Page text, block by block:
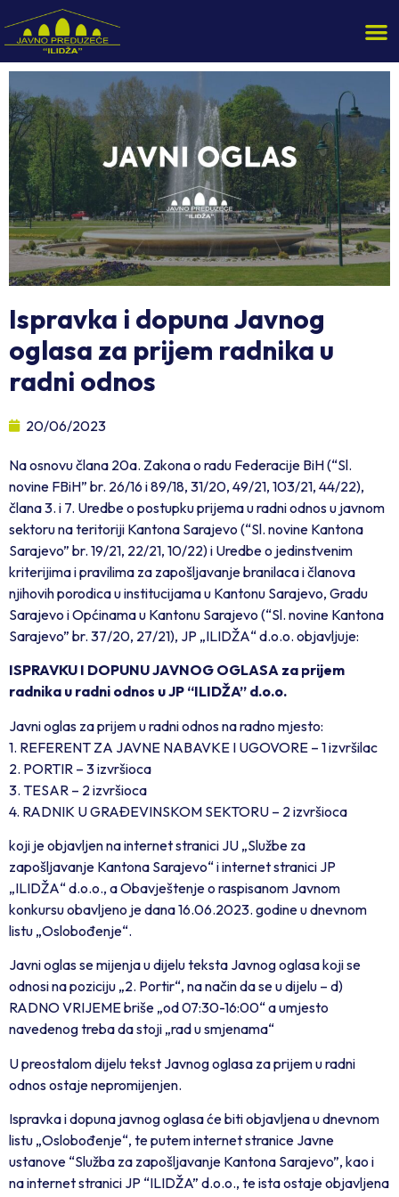
Ispravka i dopuna Javnog
oglasa za prijem radnika u
radni odnos
20/06/2023
Na osnovu člana 20a. Zakona o radu Federacije BiH (“Sl.
novine FBiH” br. 26/16 i 89/18, 31/20, 49/21, 103/21, 44/22),
člana 3. i 7. Uredbe o postupku prijema u radni odnos u javnom
sektoru na teritoriji Kantona Sarajevo (“Sl. novine Kantona
Sarajevo” br. 19/21, 22/21, 10/22) i Uredbe o jedinstvenim
kriterijima i pravilima za zapošljavanje branilaca i članova
njihovih porodica u institucijama u Kantonu Sarajevo, Gradu
Sarajevo i Općinama u Kantonu Sarajevo (“Sl. novine Kantona
Sarajevo” br. 37/20, 27/21), JP „ILIDŽA“ d.o.o. objavljuje:
ISPRAVKU I DOPUNU JAVNOG OGLASA za prijem
radnika u radni odnos u JP “ILIDŽA” d.o.o.
Javni oglas za prijem u radni odnos na radno mjesto:
1. REFERENT ZA JAVNE NABAVKE I UGOVORE – 1 izvršilac
2. PORTIR – 3 izvršioca
3. TESAR – 2 izvršioca
4. RADNIK U GRAĐEVINSKOM SEKTORU – 2 izvršioca
koji je objavljen na internet stranici JU „Službe za
zapošljavanje Kantona Sarajevo“ i internet stranici JP
„ILIDŽA“ d.o.o., a Obavještenje o raspisanom Javnom
konkursu obavljeno je dana 16.06.2023. godine u dnevnom
listu „Oslobođenje“.
Javni oglas se mijenja u dijelu teksta Javnog oglasa koji se
odnosi na poziciju „2. Portir“, na način da se u dijelu – d)
RADNO VRIJEME briše „od 07:30-16:00“ a umjesto
navedenog treba da stoji „rad u smjenama“
U preostalom dijelu tekst Javnog oglasa za prijem u radni
odnos ostaje nepromijenjen.
Ispravka i dopuna javnog oglasa će biti objavljena u dnevnom
listu „Oslobođenje“, te putem internet stranice Javne
ustanove “Služba za zapošljavanje Kantona Sarajevo”, kao i
na internet stranici JP “ILIDŽA” d.o.o., te ista ostaje objavljena